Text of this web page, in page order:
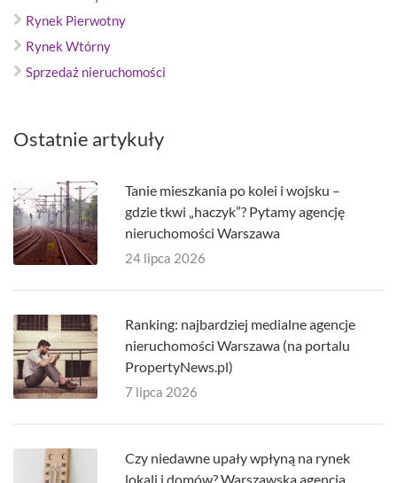
Rynek Pierwotny
Rynek Wtórny
Sprzedaż nieruchomości
Ostatnie artykuły
Tanie mieszkania po kolei i wojsku –
gdzie tkwi „haczyk”? Pytamy agencję
nieruchomości Warszawa
24 lipca 2026
Ranking: najbardziej medialne agencje
nieruchomości Warszawa (na portalu
PropertyNews.pl)
7 lipca 2026
Czy niedawne upały wpłyną na rynek
lokali i domów? Warszawska agencja